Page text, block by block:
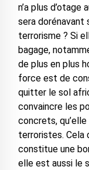
n’a plus d’otage
sera
terrorisme ? Si
bagage,
de plus en plus
force est de
quitter le sol
convaincre les
concrets,
terroristes. Cela
constitue une
elle est aussi le